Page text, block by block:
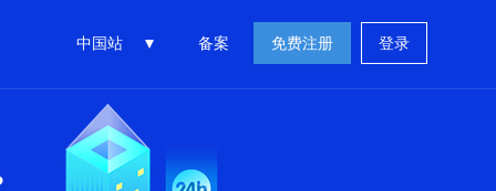
中国站 备案 免费注册 登录